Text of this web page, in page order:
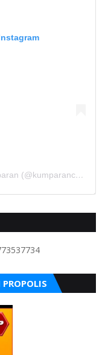
Sebuah kiriman dibagikan oleh kumparan (@kumparancom)